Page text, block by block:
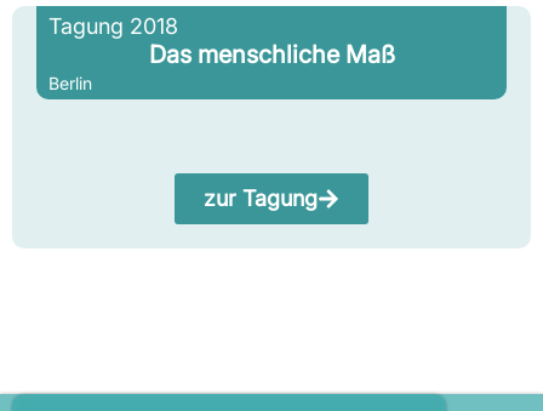
Tagung 2018
Das menschliche Maß
Berlin
zur Tagung